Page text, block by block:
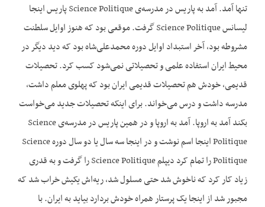
تنها آمد. آمد به پاریس در مدرسه‌ی Science Politique پاریس اینجا
لیسانس Science Politique گرفت. موقعی بود که هنوز اوایل سلطنت
مشروطه بود، آخر استبداد اوایل دوره محمدعلی‌شاه بود که دید دیگر در
محیط ایران استفاده علمی و تحصیلاتی نمی‌شود کسب کرد. تحصیلات
قدیمی، خودش هم تحصيلات قدیمی ایران بود که پهلوی معلم داشت،
مدرسه داشت و درس می‌‌‌‌خواند. برای اینکه تحصیلات جدید می‌‌‌خواست
بکند آمد به اروپا. آمد به اروپا و در همین پاریس در مدرسه‌ی Science
Politique اینجا اسم نوشت و در اینجا سه سال یا دو سال دوره Science
Politique را تمام کرد دیپلم Science Politique را گرفت و به قدری
زیاد کار کرد که ناخوش شد حتی مسلول شد، ریه‌اش یکیش خراب شد که
مجبور شد از اینجا یک پرستار همراه خودش بردارد بیاید به ایران. با